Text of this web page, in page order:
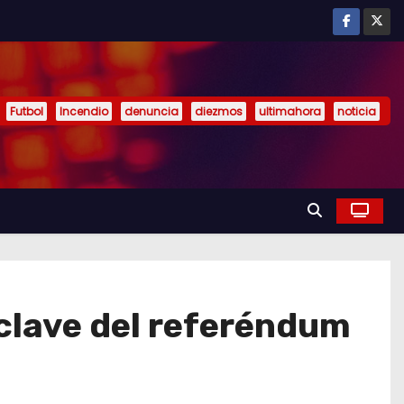
Futbol Incendio denuncia diezmos ultimahora noticia
del referéndum